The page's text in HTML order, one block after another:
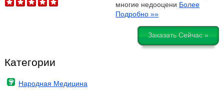
многие недооцени Более
Подробно »»
Заказать Сейчас »
Категории
Народная Медицина